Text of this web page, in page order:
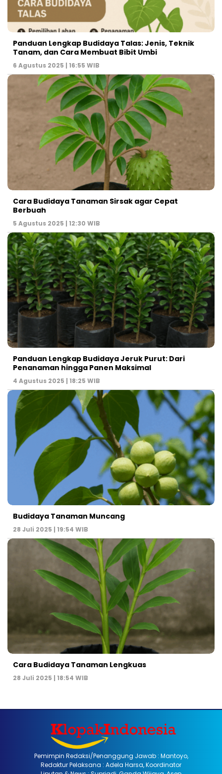
Panduan Lengkap Budidaya Talas: Jenis, Teknik
Tanam, dan Cara Membuat Bibit Umbi
6 Agustus 2025 | 16:55 WIB
Cara Budidaya Tanaman Sirsak agar Cepat
Berbuah
5 Agustus 2025 | 12:30 WIB
Panduan Lengkap Budidaya Jeruk Purut: Dari
Penanaman hingga Panen Maksimal
4 Agustus 2025 | 18:25 WIB
Budidaya Tanaman Muncang
28 Juli 2025 | 19:54 WIB
Cara Budidaya Tanaman Lengkuas
28 Juli 2025 | 18:54 WIB
Pemimpin Redaksi/Penanggung Jawab : Mantoyo,
Redaktur Pelaksana : Adela Harsa, Koordinator